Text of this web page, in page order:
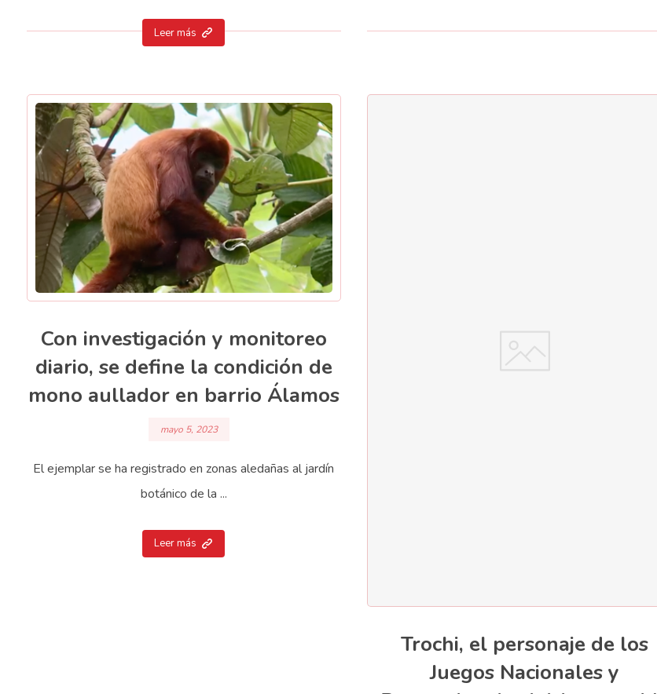
Leer más
Con investigación y monitoreo
diario, se define la condición de
mono aullador en barrio Álamos
mayo 5, 2023
El ejemplar se ha registrado en zonas aledañas al jardín
botánico de la ...
Leer más
Trochi, el personaje de los
Juegos Nacionales y